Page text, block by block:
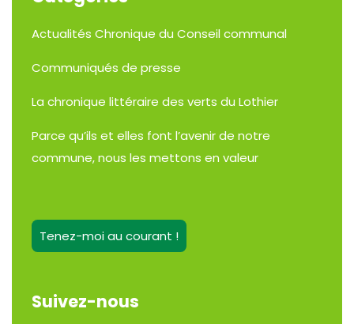
Actualités Chronique du Conseil communal
Communiqués de presse
La chronique littéraire des verts du Lothier
Parce qu’ils et elles font l’avenir de notre
commune, nous les mettons en valeur
Tenez-moi au courant !
Suivez-nous